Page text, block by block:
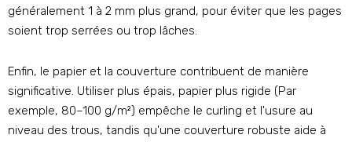
généralement 1 à 2 mm plus grand, pour éviter que les pages
soient trop serrées ou trop lâches.
Enfin, le papier et la couverture contribuent de manière
significative. Utiliser plus épais, papier plus rigide (Par
exemple, 80–100 g/m²) empêche le curling et l'usure au
niveau des trous, tandis qu'une couverture robuste aide à